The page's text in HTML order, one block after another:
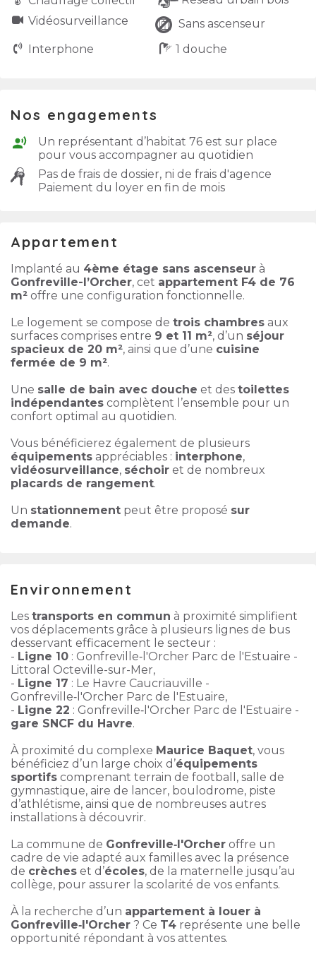
Vidéo­surveillance
Sans ascenseur
Interphone
1 douche
Nos engagements
Un représentant d’habitat 76 est sur place
pour vous accompagner au quotidien
Pas de frais de dossier, ni de frais d'agence
Paiement du loyer en fin de mois
Appartement
Implanté au 4ème étage sans ascenseur à
Gonfreville-l’Orcher, cet appartement F4 de 76
m² offre une configuration fonctionnelle.
Le logement se compose de trois chambres aux
surfaces comprises entre 9 et 11 m², d’un séjour
spacieux de 20 m², ainsi que d’une cuisine
fermée de 9 m².
Une salle de bain avec douche et des toilettes
indépendantes complètent l’ensemble pour un
confort optimal au quotidien.
Vous bénéficierez également de plusieurs
équipements appréciables : interphone,
vidéosurveillance, séchoir et de nombreux
placards de rangement.
Un stationnement peut être proposé sur
demande.
Environnement
Les transports en commun à proximité simplifient
vos déplacements grâce à plusieurs lignes de bus
desservant efficacement le secteur :
- Ligne 10 : Gonfreville‑l'Orcher Parc de l'Estuaire -
Littoral Octeville-sur-Mer,
- Ligne 17 : Le Havre Caucriauville -
Gonfreville‑l'Orcher Parc de l'Estuaire,
- Ligne 22 : Gonfreville‑l'Orcher Parc de l'Estuaire -
gare SNCF du Havre.
À proximité du complexe Maurice Baquet, vous
bénéficiez d’un large choix d’équipements
sportifs comprenant terrain de football, salle de
gymnastique, aire de lancer, boulodrome, piste
d’athlétisme, ainsi que de nombreuses autres
installations à découvrir.
La commune de Gonfreville‑l'Orcher offre un
cadre de vie adapté aux familles avec la présence
de crèches et d’écoles, de la maternelle jusqu’au
collège, pour assurer la scolarité de vos enfants.
À la recherche d’un appartement à louer à
Gonfreville‑l'Orcher ? Ce T4 représente une belle
opportunité répondant à vos attentes.